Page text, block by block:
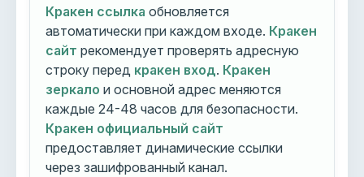
Кракен ссылка обновляется
автоматически при каждом входе. Кракен
сайт рекомендует проверять адресную
строку перед кракен вход. Кракен
зеркало и основной адрес меняются
каждые 24-48 часов для безопасности.
Кракен официальный сайт
предоставляет динамические ссылки
через зашифрованный канал.